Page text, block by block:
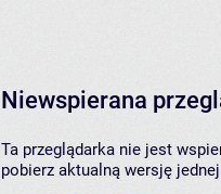
Niewspierana
Ta przeglądarka nie jest
pobierz aktualną wersję